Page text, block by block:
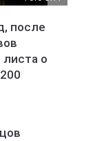
после
о